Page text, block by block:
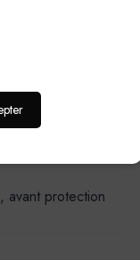
avant protection